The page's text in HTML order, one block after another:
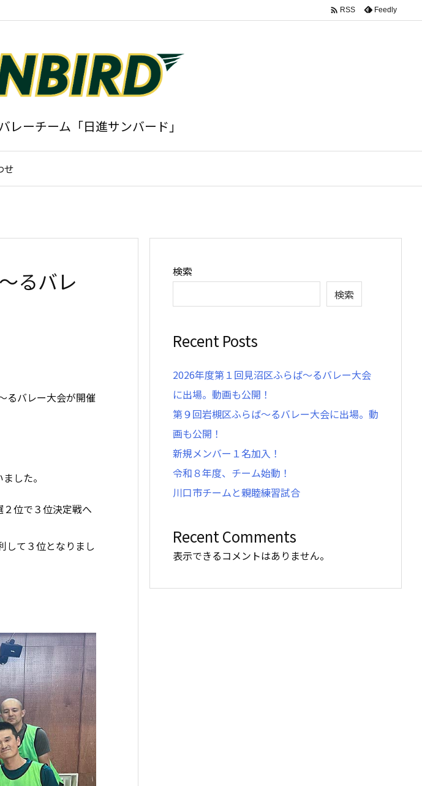
レーチーム「日進サンバード」
せ
 RSS Feedly
るバレ
るバレー大会が開催
した。
位で３位決定戦へ
して３位となりまし
検索
検索
Recent Posts
2026年度第１回見沼区ふらば〜るバレー大会
に出場。動画も公開！
第９回岩槻区ふらば〜るバレー大会に出場。動
画も公開！
新規メンバー１名加入！
令和８年度、チーム始動！
川口市チームと親睦練習試合
Recent Comments
表示できるコメントはありません。